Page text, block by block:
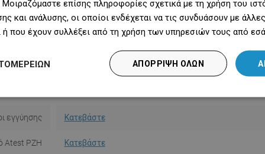
σετ ντους Όχι
και ντους
εγγύησης Κατεβάστε
Atest PZH Κατεβάστε
Μοιραζόμαστε επίσης πληροφορίες σχετικά με τη χρήση του
και ανάλυσης, οι οποίοι ενδέχεται να τις συνδυάσουν με
ή που έχουν συλλέξει από τη χρήση των υπηρεσιών τους από
ΑΠΌΡΡΙΨΗ ΌΛΩΝ